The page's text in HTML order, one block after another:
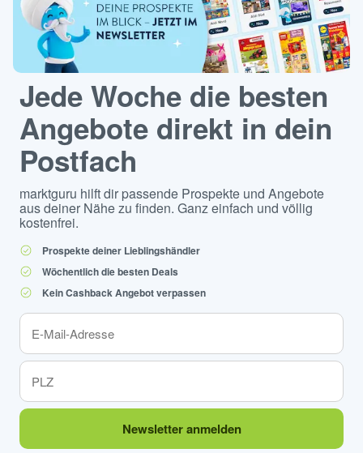
Jede Woche die besten
Angebote direkt in dein
Postfach
marktguru hilft dir passende Prospekte und Angebote
aus deiner Nähe zu finden. Ganz einfach und völlig
kostenfrei.
Prospekte deiner Lieblingshändler
Wöchentlich die besten Deals
Kein Cashback Angebot verpassen
Newsletter anmelden